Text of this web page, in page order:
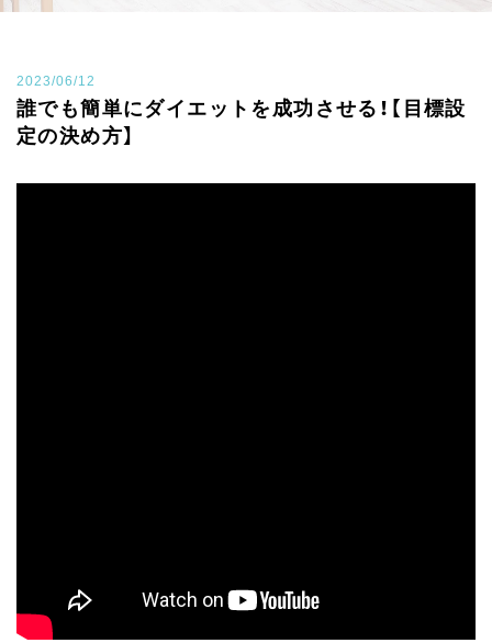
2023/06/12
誰でも簡単にダイエットを成功させる！【目標設
定の決め方】